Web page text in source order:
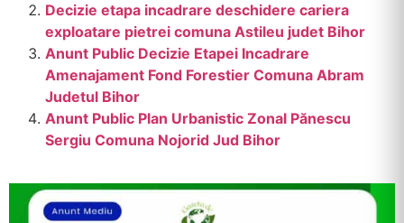
Decizie etapa incadrare deschidere cariera
exploatare pietrei comuna Astileu judet Bihor
Anunt Public Decizie Etapei Incadrare
Amenajament Fond Forestier Comuna Abram
Judetul Bihor
Anunt Public Plan Urbanistic Zonal Pănescu
Sergiu Comuna Nojorid Jud Bihor